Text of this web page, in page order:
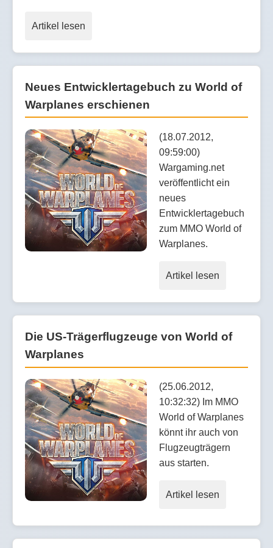
Artikel lesen
Neues Entwicklertagebuch zu World of
Warplanes erschienen
(18.07.2012,
09:59:00)
Wargaming.net
veröffentlicht ein
neues
Entwicklertagebuch
zum MMO World of
Warplanes.
Artikel lesen
Die US-Trägerflugzeuge von World of
Warplanes
(25.06.2012,
10:32:32) Im MMO
World of Warplanes
könnt ihr auch von
Flugzeugträgern
aus starten.
Artikel lesen